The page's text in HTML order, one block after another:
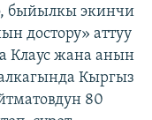
быйылкы экинчи
достору» аттуу
Клаус жана анын
Кыргыз
80